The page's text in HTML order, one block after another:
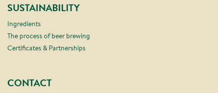
SUSTAINABILITY
Ingredients
The process of beer brewing
Certificates & Partnerships
CONTACT